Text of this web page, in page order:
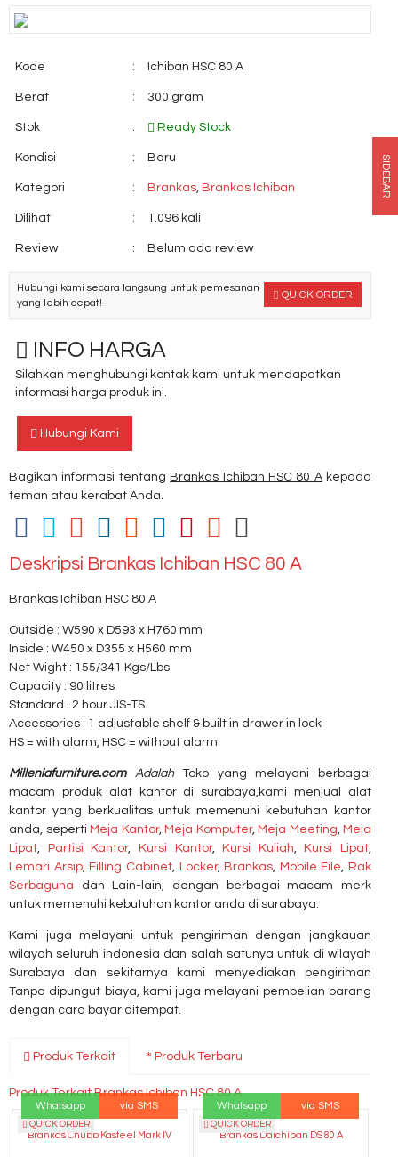
Kode : Ichiban HSC 80 A
Berat : 300 gram
Stok : Ready Stock
Kondisi : Baru
Kategori : Brankas, Brankas Ichiban
Dilihat : 1.096 kali
Review : Belum ada review
QUICK ORDER
Hubungi kami secara langsung untuk pemesanan
yang lebih cepat!
INFO HARGA
Silahkan menghubungi kontak kami untuk mendapatkan
informasi harga produk ini.
Hubungi Kami
Bagikan informasi tentang Brankas Ichiban HSC 80 Akepada
teman atau kerabat Anda.
Deskripsi Brankas Ichiban HSC 80 A
Brankas Ichiban HSC 80 A
Outside : W590 x D593 x H760 mm
Inside : W450 x D355 x H560 mm
Net Wight : 155/341 Kgs/Lbs
Capacity : 90 litres
Standard : 2 hour JIS-TS
Accessories : 1 adjustable shelf & built in drawer in lock
HS = with alarm, HSC = without alarm
Milleniafurniture.com AdalahToko yang melayani berbagai
macam produk alat kantor di surabaya,kami menjual alat
kantor yang berkualitas untuk memenuhi kebutuhan kantor
anda, seperti Meja Kantor, Meja Komputer, Meja Meeting, Meja
Lipat, Partisi Kantor, Kursi Kantor, Kursi Kuliah, Kursi Lipat,
Lemari Arsip, Filling Cabinet, Locker, Brankas, Mobile File, Rak
Serbaguna dan Lain-lain, dengan berbagai macam merk
untuk memenuhi kebutuhan kantor anda di surabaya.
Kami juga melayani untuk pengiriman dengan jangkauan
wilayah seluruh indonesia dan salah satunya untuk di wilayah
Surabaya dan sekitarnya kami menyediakan pengiriman
Tanpa dipungut biaya, kami juga melayani pembelian barang
dengan cara bayar ditempat.
Produk Terkait Produk Terbaru
Produk Terkait Brankas Ichiban HSC 80 A
QUICK ORDER
Whatsapp via SMS
Brankas Chubb Kasteel Mark IV
QUICK ORDER
Whatsapp via SMS
Brankas Daichiban DS 80 A
SIDEBAR